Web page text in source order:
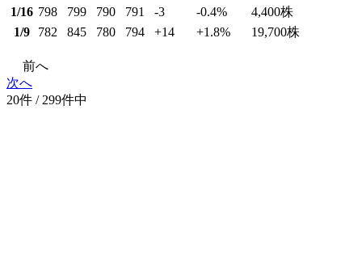
1/16 798 799 790 791 -3 -0.4% 4,400株
1/9
782 845 780 794 +14 +1.8% 19,700株
前へ
次へ
20件 / 299件中